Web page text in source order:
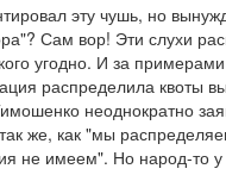
эту чушь, но
Сам вор! Эти слухи
угодно. И за
распределила квоты
неоднократно
же, как "мы
не имеем". Но народ-то